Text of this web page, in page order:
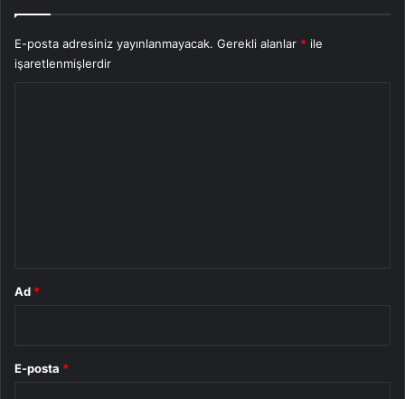
E-posta adresiniz yayınlanmayacak. Gerekli alanlar * ile
işaretlenmişlerdir
Ad *
E-posta *